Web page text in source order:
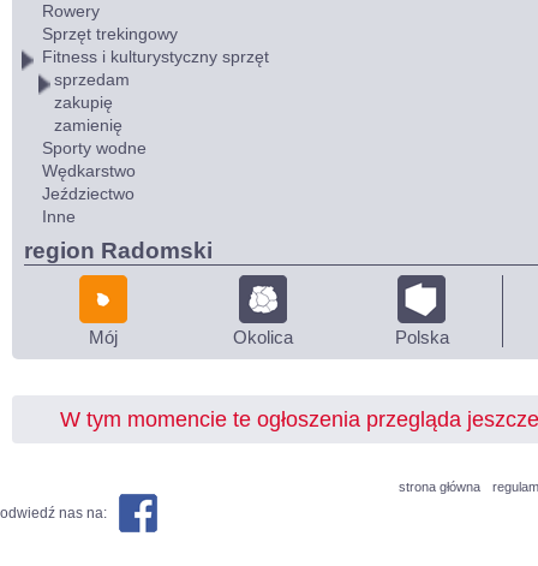
Rowery
Sprzęt trekingowy
Fitness i kulturystyczny sprzęt
sprzedam
zakupię
zamienię
Sporty wodne
Wędkarstwo
Jeździectwo
Inne
region Radomski
Mój Okolica Polska
W tym momencie te ogłoszenia przegląda
strona główna
odwiedź nas na: